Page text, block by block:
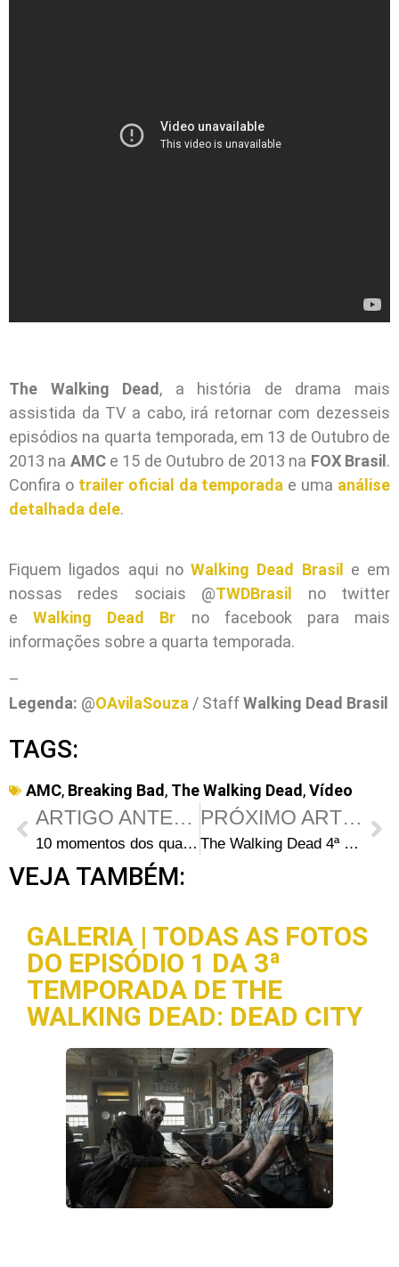
The Walking Dead , a história de drama mais
assistida da TV a cabo, irá retornar com dezesseis
episódios na quarta temporada, em 13 de Outubro de
2013 na AMC e 15 de Outubro de 2013 na FOX Brasil .
Confira o trailer oficial da temporada e uma análise
detalhada dele.
Fiquem ligados aqui no Walking Dead Brasil
e em
nossas redes sociais @TWDBrasil
no twitter
eWalking Dead Br no facebook para mais
informações sobre a quarta temporada.
–
Legenda: @OAvilaSouza / StaffWalking Dead Brasil
TAGS:
AMC, Breaking Bad , The Walking Dead ,Vídeo
ARTIGO ANTERIOR
10 momentos dos quadrinhos de The Walking Dead que mal podemos esperar para ver na Série de TV
PRÓXIMO ARTIGO
The Walking Dead 4ª Temporada: Steven Yeun e Lauren Cohan prometem ‘mais amor e menos empurrões’ para Glenn e Maggie
VEJA TAMBÉM:
GALERIA | TODAS AS FOTOS
DO EPISÓDIO 1 DA 3ª
TEMPORADA DE THE
WALKING DEAD: DEAD CITY